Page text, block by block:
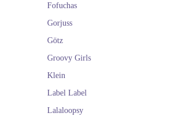
Fofuchas
Gorjuss
Götz
Groovy Girls
Klein
Label Label
Lalaloopsy